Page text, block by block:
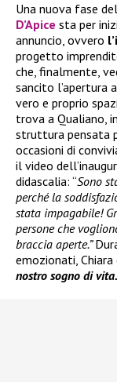
Una nuova fase
D’Apice sta per
annuncio, ovvero
progetto
che, finalmente,
sancito l’apertura
vero e proprio
trova a Qualiano,
struttura pensata
occasioni di
il video
didascalia: “Sono
perché la
stata impagabile!
persone che
braccia aperte.”
emozionati,
nostro sogno di